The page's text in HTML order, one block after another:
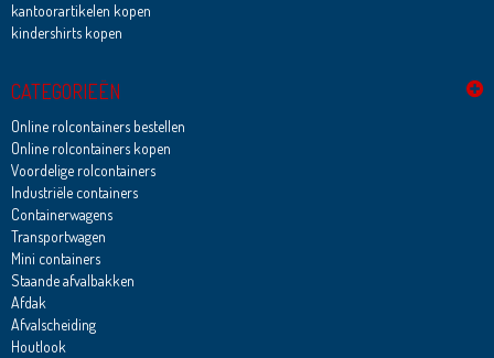
kantoorartikelen kopen
kindershirts kopen
CATEGORIEËN
Online rolcontainers bestellen
Online rolcontainers kopen
Voordelige rolcontainers
Industriële containers
Containerwagens
Transportwagen
Mini containers
Staande afvalbakken
Afdak
Afvalscheiding
Houtlook